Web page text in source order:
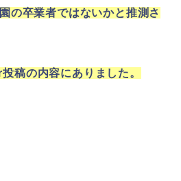
の卒業者ではないかと推測さ
稿の内容にありました。